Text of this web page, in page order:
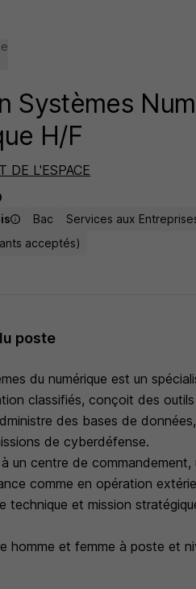
Systèmes
H/F
DE L'ESPACE
Bac Services aux
acceptés)
poste
du numérique est un
classifiés, conçoit des
des bases de
de cyberdéfense.
un centre de commandement,
comme en opération
technique et mission
homme et femme à poste et